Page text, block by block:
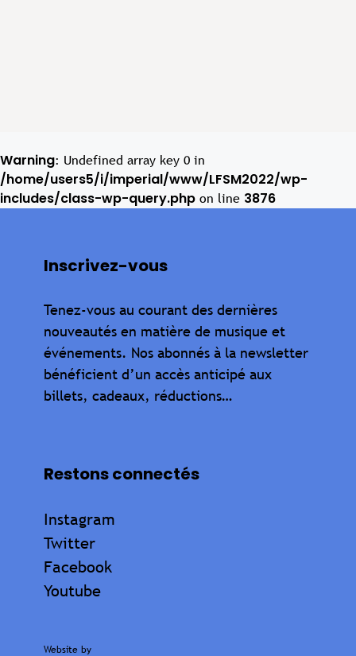
Warning: Undefined array key 0 in
/home/users5/i/imperial/www/LFSM2022/wp-
includes/class-wp-query.php on line 3876
Inscrivez-vous
Tenez-vous au courant des dernières
nouveautés en matière de musique et
événements. Nos abonnés à la newsletter
bénéficient d’un accès anticipé aux
billets, cadeaux, réductions…
Restons connectés
Instagram
Twitter
Facebook
Youtube
Website by